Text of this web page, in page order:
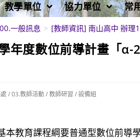
教學單位 協力單位 常
00.一般訊息 > [教師資訊] 南山高中 辦理
年度數位前導計畫「α-
/03.教師活動/教師研習 /設備組
教育課程綱要普通型數位前導